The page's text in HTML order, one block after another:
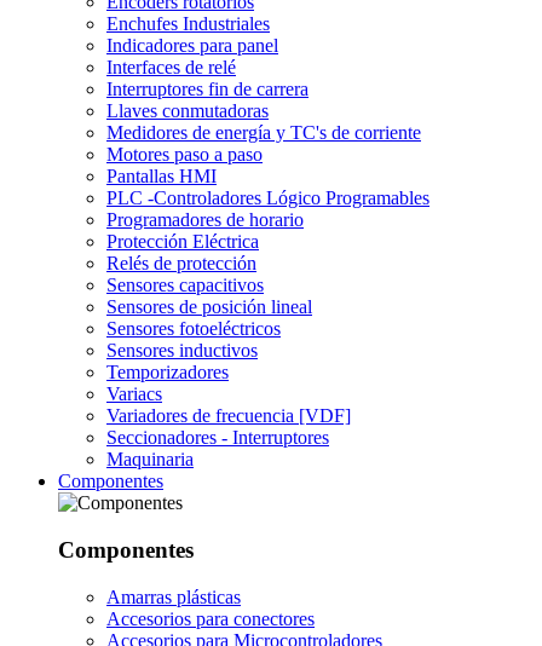
Enchufes Industriales
Indicadores para panel
Interfaces de relé
Interruptores fin de carrera
Llaves conmutadoras
Medidores de energía y TC's de corriente
Motores paso a paso
Pantallas HMI
PLC -Controladores Lógico Programables
Programadores de horario
Protección Eléctrica
Relés de protección
Sensores capacitivos
Sensores de posición lineal
Sensores fotoeléctricos
Sensores inductivos
Temporizadores
Variacs
Variadores de frecuencia [VDF]
Seccionadores - Interruptores
Maquinaria
Componentes
Componentes
Amarras plásticas
Accesorios para conectores
Accesorios para Microcontroladores